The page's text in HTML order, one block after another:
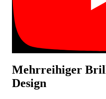
Mehrreihiger
Design